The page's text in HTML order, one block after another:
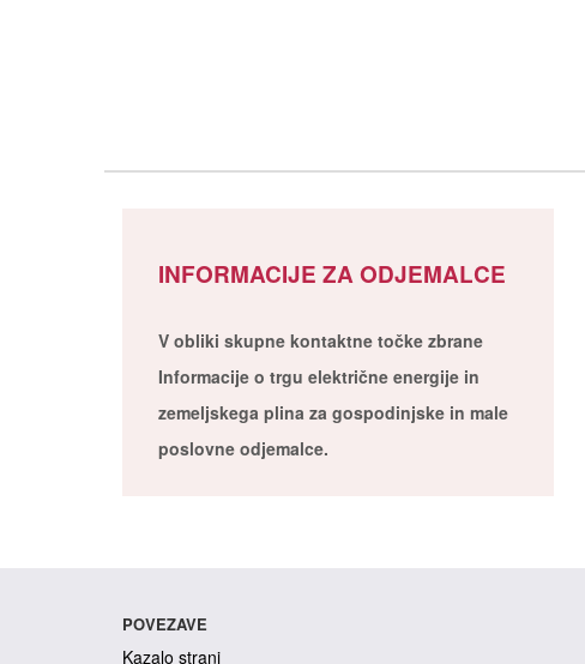
INFORMACIJE ZA ODJEMALCE
V obliki skupne kontaktne točke zbrane
Informacije o trgu električne energije in
zemeljskega plina za gospodinjske in male
poslovne odjemalce.
POVEZAVE
Kazalo strani